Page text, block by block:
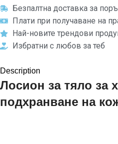
Безпалтна доставка за
Плати при получаване на
Най-новите трендови
Избратни с любов за теб
Description
Лосион за тяло за
подхранване на